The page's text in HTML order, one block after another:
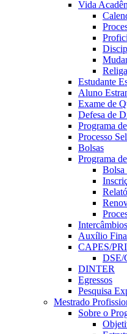
Vida
Estudante
Aluno
Exame de
Defesa de
Programa
Processo
Bolsas
Programa
Bolsa
Intercâmbios
Auxílio
CAPES/
DSE/
DINTER
Egressos
Pesquisa
Mestrado
Sobre o